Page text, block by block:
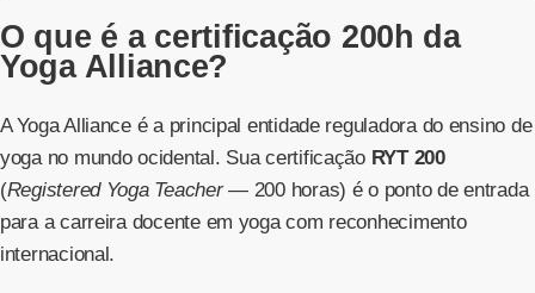
O que é a certificação 200h da
Yoga Alliance?
A Yoga Alliance é a principal entidade reguladora do ensino de
yoga no mundo ocidental. Sua certificação RYT 200
(Registered Yoga Teacher— 200 horas) é o ponto de entrada
para a carreira docente em yoga com reconhecimento
internacional.